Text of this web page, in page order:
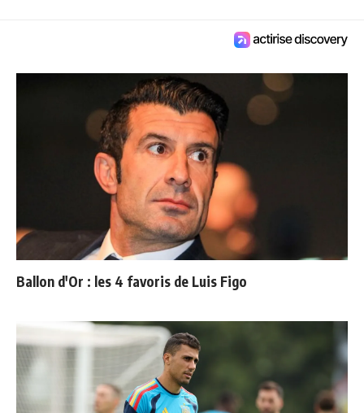
Ballon d'Or : les 4 favoris de Luis Figo